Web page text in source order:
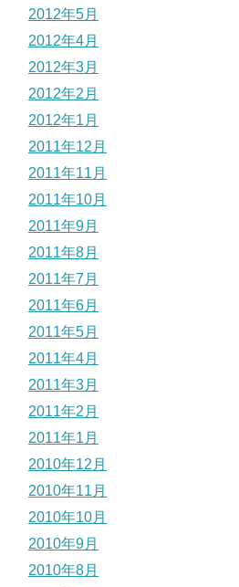
2012年5月
2012年4月
2012年3月
2012年2月
2012年1月
2011年12月
2011年11月
2011年10月
2011年9月
2011年8月
2011年7月
2011年6月
2011年5月
2011年4月
2011年3月
2011年2月
2011年1月
2010年12月
2010年11月
2010年10月
2010年9月
2010年8月